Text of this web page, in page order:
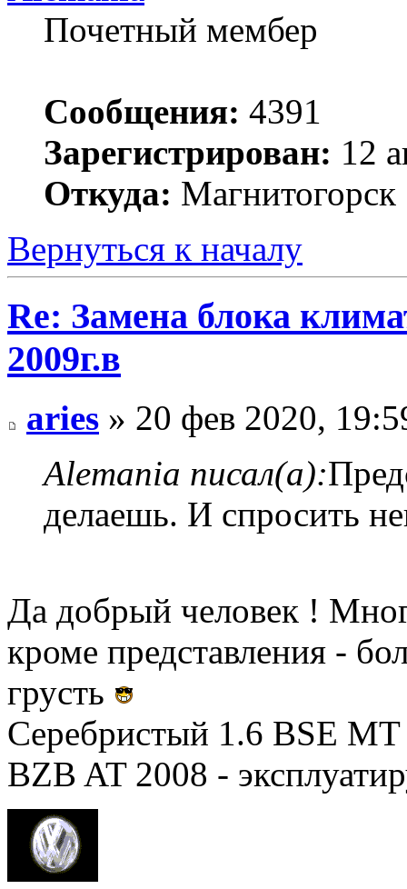
Почетный мембер
Сообщения: 4391
Зарегистрирован: 12
Откуда: Магнитогорск
Вернуться к началу
Re: Замена блока
2009г.в
aries » 20 фев 2020,
Alemania писал(а):
делаешь. И спросить
Да добрый человек !
кроме представления -
грусть
Серебристый 1.6 BSE
BZB AT 2008 -